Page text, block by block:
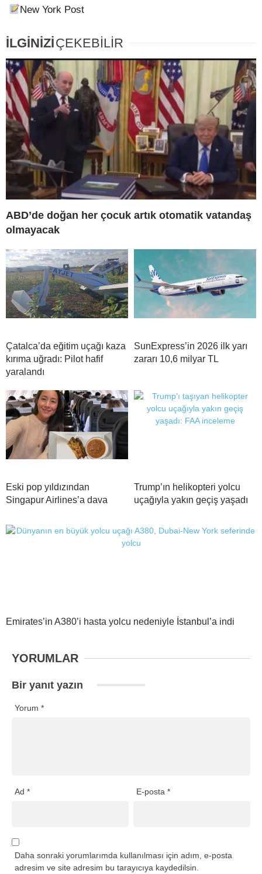
New York Post
İLGİNİZİÇEKEBİLİR
ABD’de doğan her çocuk artık otomatik vatandaş
olmayacak
Çatalca’da eğitim uçağı kaza
kırıma uğradı: Pilot hafif
yaralandı
SunExpress’in 2026 ilk yarı
zararı 10,6 milyar TL
Eski pop yıldızından
Singapur Airlines’a dava
Trump’ın helikopteri yolcu
uçağıyla yakın geçiş yaşadı
Emirates’in A380’i hasta yolcu nedeniyle İstanbul’a indi
YORUMLAR
Bir yanıt yazın
Yorum *
Ad * E-posta*
Daha sonraki yorumlarımda kullanılması için adım, e-posta
adresim ve site adresim bu tarayıcıya kaydedilsin.